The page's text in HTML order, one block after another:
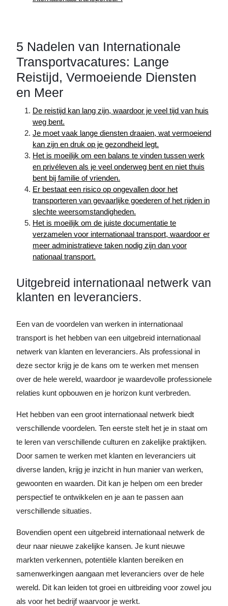
5 Nadelen van Internationale
Transportvacatures: Lange
Reistijd, Vermoeiende Diensten
en Meer
De reistijd kan lang zijn, waardoor je veel tijd van huis
weg bent.
Je moet vaak lange diensten draaien, wat vermoeiend
kan zijn en druk op je gezondheid legt.
Het is moeilijk om een balans te vinden tussen werk
en privéleven als je veel onderweg bent en niet thuis
bent bij familie of vrienden.
Er bestaat een risico op ongevallen door het
transporteren van gevaarlijke goederen of het rijden in
slechte weersomstandigheden.
Het is moeilijk om de juiste documentatie te
verzamelen voor internationaal transport, waardoor er
meer administratieve taken nodig zijn dan voor
nationaal transport.
Uitgebreid internationaal netwerk van
klanten en leveranciers.
Een van de voordelen van werken in internationaal
transport is het hebben van een uitgebreid internationaal
netwerk van klanten en leveranciers. Als professional in
deze sector krijg je de kans om te werken met mensen
over de hele wereld, waardoor je waardevolle professionele
relaties kunt opbouwen en je horizon kunt verbreden.
Het hebben van een groot internationaal netwerk biedt
verschillende voordelen. Ten eerste stelt het je in staat om
te leren van verschillende culturen en zakelijke praktijken.
Door samen te werken met klanten en leveranciers uit
diverse landen, krijg je inzicht in hun manier van werken,
gewoonten en waarden. Dit kan je helpen om een breder
perspectief te ontwikkelen en je aan te passen aan
verschillende situaties.
Bovendien opent een uitgebreid internationaal netwerk de
deur naar nieuwe zakelijke kansen. Je kunt nieuwe
markten verkennen, potentiële klanten bereiken en
samenwerkingen aangaan met leveranciers over de hele
wereld. Dit kan leiden tot groei en uitbreiding voor zowel jou
als voor het bedrijf waarvoor je werkt.